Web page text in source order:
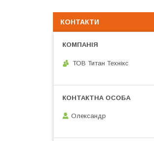
КОНТАКТИ
ТОВ Титан Технікс
Олександр